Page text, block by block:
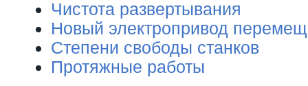
Чистота развертывания
Новый электропривод
Степени свободы станков
Протяжные работы